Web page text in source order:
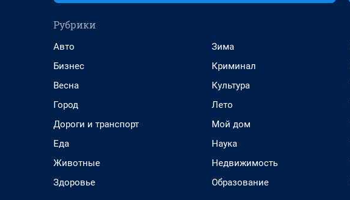
Рубрики
Авто
Бизнес
Весна
Город
Дороги и транспорт
Еда
Животные
Здоровье
Зима
Криминал
Культура
Лето
Мой дом
Наука
Недвижимость
Образование